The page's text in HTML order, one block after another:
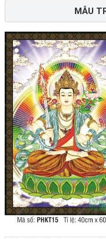
MẪU